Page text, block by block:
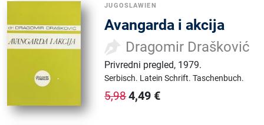
JUGOSLAWIEN
Avangarda i akcija
Dragomir Drašković
Privredni pregled, 1979.
Serbisch. Latein Schrift.Taschenbuch.
5,984,49 €